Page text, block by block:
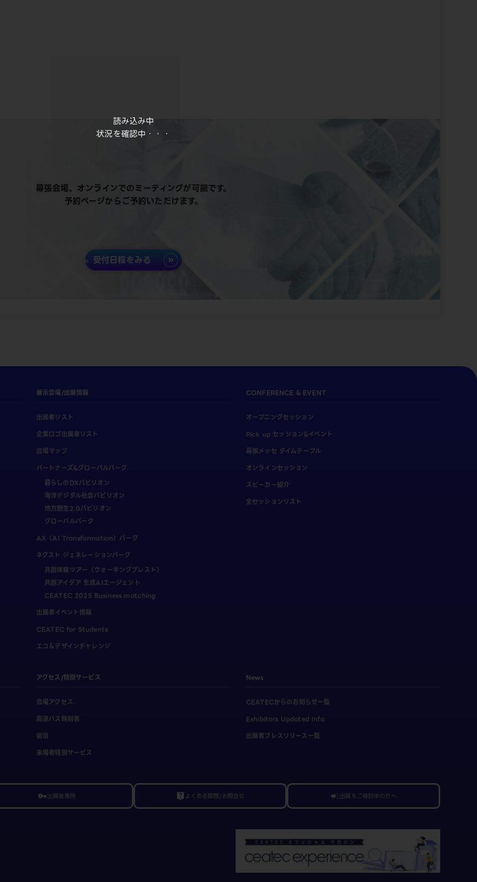
読み込み中
状況を確認中・・・
幕張会場、オンラインでのミーティングが可能です。
予約ページからご予約いただけます。
受付日程をみる
展示会場/出展情報
出展者リスト
企業ロゴ出展者リスト
会場マップ
パートナーズ&グローバルパーク
暮らしのDXパビリオン
海洋デジタル社会パビリオン
地方創生2.0パビリオン
グローバルパーク
AX（AI Transformation）パーク
ネクスト ジェネレーションパーク
共創体験ツアー（ウォーキングブレスト）
共創アイデア 生成AIエージェント
CEATEC 2025 Business matching
出展者イベント情報
CEATEC for Students
エコ＆デザインチャレンジ
CONFERENCE & EVENT
オープニングセッション
Pick up セッション&イベント
幕張メッセ タイムテーブル
オンラインセッション
スピーカー紹介
全セッションリスト
アクセス/特別サービス
会場アクセス
高速バス時刻表
宿泊
来場者特別サービス
News
CEATECからのお知らせ一覧
Exhibitors Updated Info
出展者プレスリリース一覧
vpn_key出展者専用 live_help よくある質問/お問合せ campaign出展をご検討中の方へ